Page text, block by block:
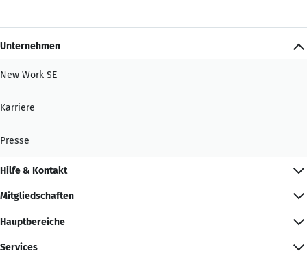
Unternehmen
New Work SE
Karriere
Presse
Hilfe & Kontakt
Mitgliedschaften
Hauptbereiche
Services